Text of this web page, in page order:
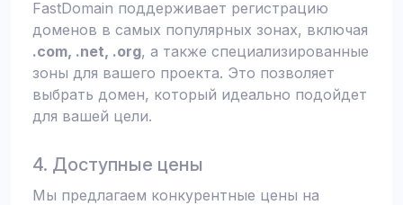
FastDomain поддерживает регистрацию
доменов в самых популярных зонах, включая
.com, .net, .org, а также специализированные
зоны для вашего проекта. Это позволяет
выбрать домен, который идеально подойдет
для вашей цели.
4. Доступные цены
Мы предлагаем конкурентные цены на